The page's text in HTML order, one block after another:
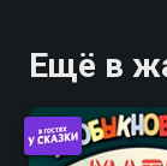
Ещё в